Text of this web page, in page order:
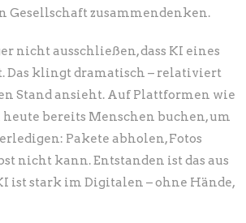
Gesellschaft zusammendenken.
nicht ausschließen, dass KI eines
Das klingt dramatisch – relativiert
Stand ansieht. Auf Plattformen wie
bereits Menschen buchen, um
Pakete abholen, Fotos
nicht kann. Entstanden ist das aus
ist stark im Digitalen – ohne Hände,